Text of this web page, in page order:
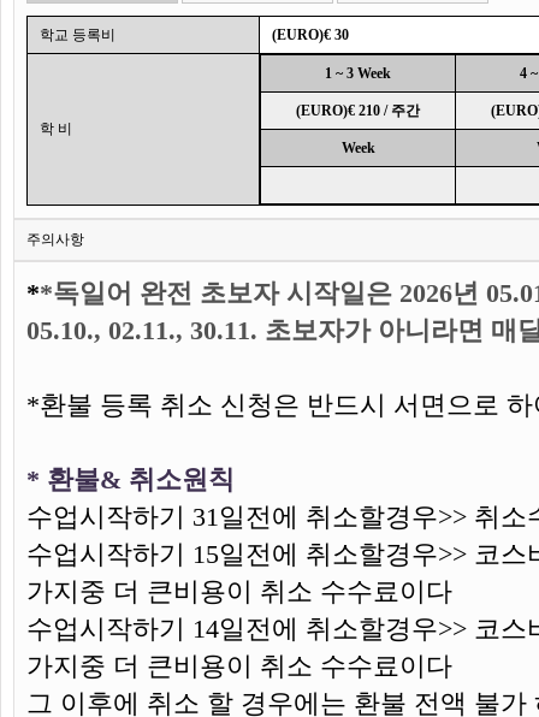
학교 등록비 (EURO)€ 30
학 비
1 ~ 3 Week 4
(EURO)€ 210 / 주간
Week
주의사항
**독일어 완전 초보자 시작일은 2026년
05.10., 02.11., 30.11. 초보자가 아니라면
*환불 등록 취소 신청은 반드시 서면으로
* 환불& 취소원칙
수업시작하기 31일전에 취소할경우>> 취
수업시작하기 15일전에 취소할경우>> 코
가지중 더 큰비용이 취소 수수료이다
수업시작하기 14일전에 취소할경우>> 코
가지중 더 큰비용이 취소 수수료이다
그 이후에 취소 할 경우에는 환불 전액 불